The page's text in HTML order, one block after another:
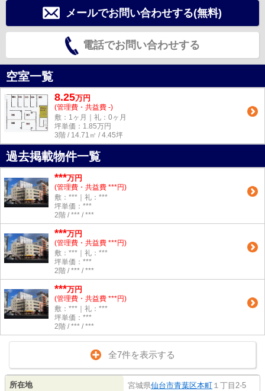
メールでお問い合わせする(無料)
電話でお問い合わせする
空室一覧
8.25万円
(管理費・共益費 -)
敷：1ヶ月｜礼：0ヶ月
坪単価： 1.85万円
3階 / 14.71㎡ / 4.45坪
過去掲載物件一覧
***万円
(管理費・共益費 ***円)
敷：***｜礼：***
坪単価：***
2階 / *** / ***
***万円
(管理費・共益費 ***円)
敷：***｜礼：***
坪単価：***
2階 / *** / ***
***万円
(管理費・共益費 ***円)
敷：***｜礼：***
坪単価：***
2階 / *** / ***
全7件を表示する
所在地 宮城県仙台市青葉区本町 １丁目2-5